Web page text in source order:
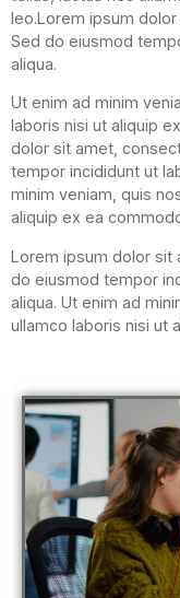
leo.Lorem ipsum
Sed do eiusmod
aliqua.
Ut enim ad minim
laboris nisi ut aliquip
dolor sit amet,
tempor incididunt ut
minim veniam, quis
aliquip ex ea
Lorem ipsum dolor sit
do eiusmod tempor
aliqua. Ut enim ad
ullamco laboris nisi ut